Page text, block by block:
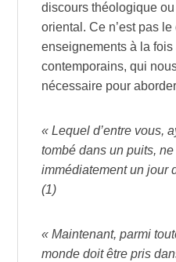
discours théologique
oriental. Ce n’est pas
enseignements à la
contemporains, qui
nécessaire pour
« Lequel d’entre vous,
tombé dans un puits,
immédiatement un jour
(1)
« Maintenant, parmi
monde doit être pris